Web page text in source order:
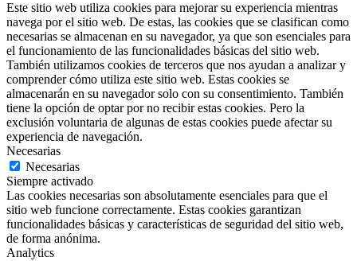
Este sitio web utiliza cookies para mejorar su experiencia mientras
navega por el sitio web. De estas, las cookies que se clasifican como
necesarias se almacenan en su navegador, ya que son esenciales para
el funcionamiento de las funcionalidades básicas del sitio web.
También utilizamos cookies de terceros que nos ayudan a analizar y
comprender cómo utiliza este sitio web. Estas cookies se
almacenarán en su navegador solo con su consentimiento. También
tiene la opción de optar por no recibir estas cookies. Pero la
exclusión voluntaria de algunas de estas cookies puede afectar su
experiencia de navegación.
Necesarias
Necesarias
Siempre activado
Las cookies necesarias son absolutamente esenciales para que el
sitio web funcione correctamente. Estas cookies garantizan
funcionalidades básicas y características de seguridad del sitio web,
de forma anónima.
Analytics